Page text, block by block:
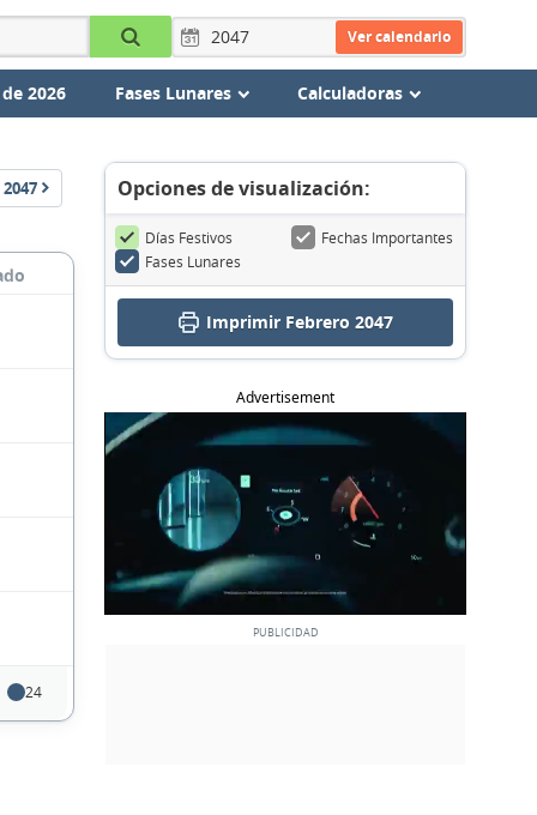
Ver calendario
2026 Fases Lunares Calculadoras
2047
24
Opciones de visualización:
Días Festivos
Fechas Importantes
Fases Lunares
Imprimir Febrero 2047
Advertisement